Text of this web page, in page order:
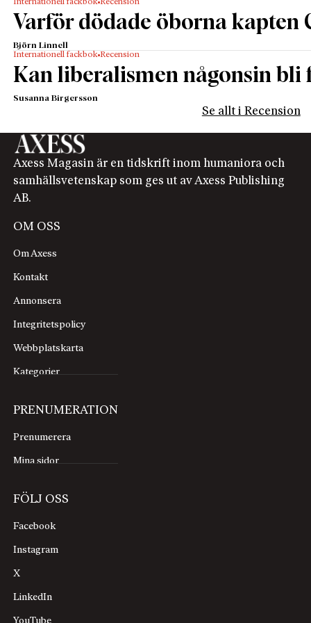
Internationell fackbok Recension
Varför dödade öborna kapten
Björn Linnell
Internationell fackbok Recension
Kan liberalismen någonsin bli
Susanna Birgersson
Se allt i Recension
Axess Magasin är en tidskrift inom humaniora och
samhällsvetenskap som ges ut av Axess Publishing
AB.
OM OSS
Om Axess
Kontakt
Annonsera
Integritetspolicy
Webbplatskarta
Kategorier
PRENUMERATION
Prenumerera
Mina sidor
FÖLJ OSS
Facebook
Instagram
X
LinkedIn